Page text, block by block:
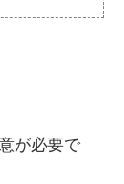
が必要で